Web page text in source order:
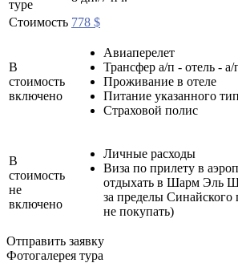
туре
Стоимость 778 $
В
стоимость
включено
Авиаперелет
Трансфер а/п - отель - а/
Проживание в отеле
Питание указанного
Страховой полис
В
стоимость
не
включено
Личные расходы
Виза по прилету в
отдыхать в Шарм Эль
за пределы
не покупать)
Отправить заявку
Фотогалерея тура